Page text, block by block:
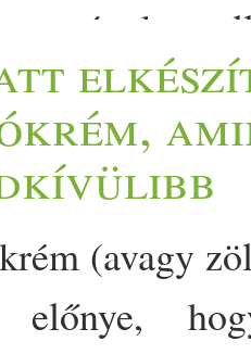
Őszi
sós
készen
a
(avagy
előnye,